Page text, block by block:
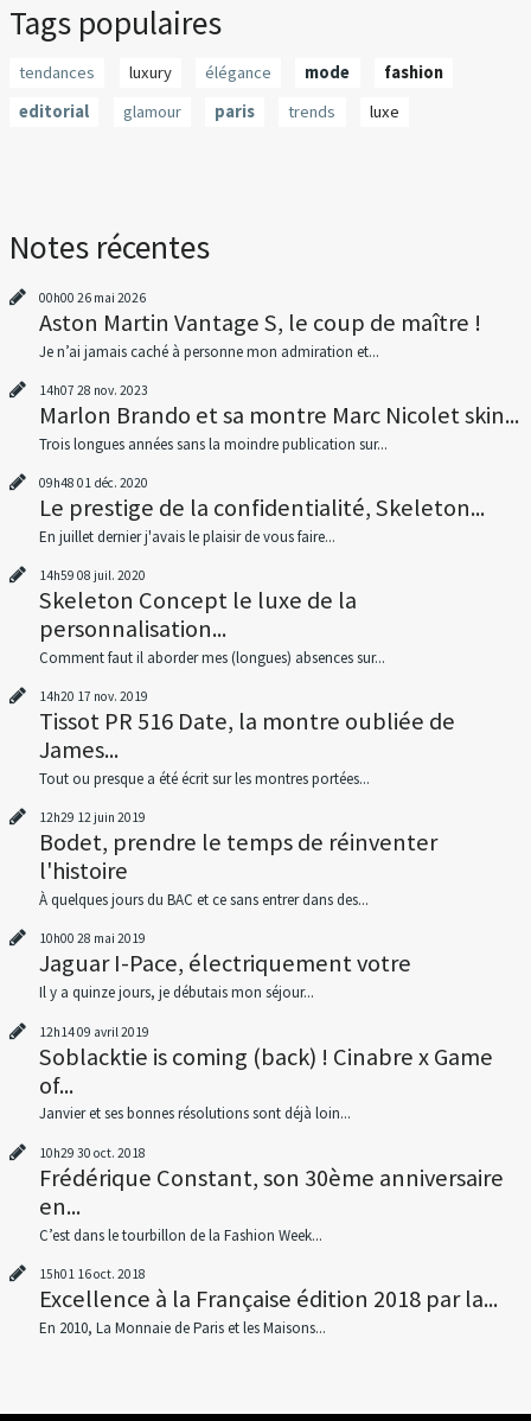
Tags populaires
tendances luxury élégance mode
fashion
editorial
glamour paris trends luxe
Notes récentes
00h00 26 mai 2026
Aston Martin Vantage S, le coup de maître !
Je n’ai jamais caché à personne mon admiration et...
14h07 28 nov. 2023
Marlon Brando et sa montre Marc Nicolet skin...
Trois longues années sans la moindre publication sur...
09h48 01 déc. 2020
Le prestige de la confidentialité, Skeleton...
En juillet dernier j'avais le plaisir de vous faire...
14h59 08 juil. 2020
Skeleton Concept le luxe de la
personnalisation...
Comment faut il aborder mes (longues) absences sur...
14h20 17 nov. 2019
Tissot PR 516 Date, la montre oubliée de
James...
Tout ou presque a été écrit sur les montres portées...
12h29 12 juin 2019
Bodet, prendre le temps de réinventer
l'histoire
À quelques jours du BAC et ce sans entrer dans des...
10h00 28 mai 2019
Jaguar I-Pace, électriquement votre
Il y a quinze jours, je débutais mon séjour...
12h1409 avril 2019
Soblacktie is coming (back) ! Cinabre x Game
of...
Janvier et ses bonnes résolutions sont déjà loin...
10h29 30 oct. 2018
Frédérique Constant, son 30ème anniversaire
en...
C’est dans le tourbillon de la Fashion Week...
15h01 16oct. 2018
Excellence à la Française édition 2018 par la...
En 2010, La Monnaie de Paris et les Maisons...